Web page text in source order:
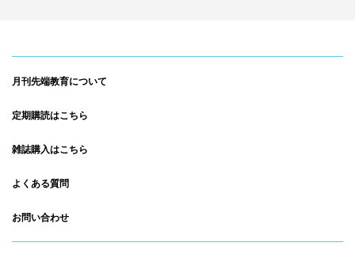
月刊先端教育について
定期購読はこちら
雑誌購入はこちら
よくある質問
お問い合わせ